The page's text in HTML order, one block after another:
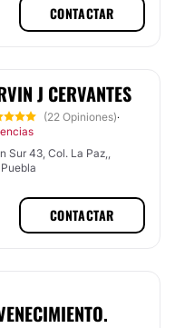
CONTACTAR
J CERVANTES
(22 Opiniones)·
Sur 43, Col. La Paz,,
CONTACTAR